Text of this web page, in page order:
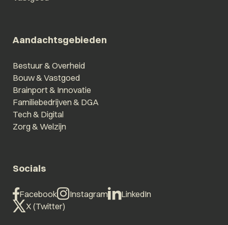
Aandachtsgebieden
Bestuur & Overheid
Bouw & Vastgoed
Brainport & Innovatie
Familiebedrijven & DGA
Tech & Digital
Zorg & Welzijn
Socials
Facebook Instagram
LinkedIn
X (Twitter)